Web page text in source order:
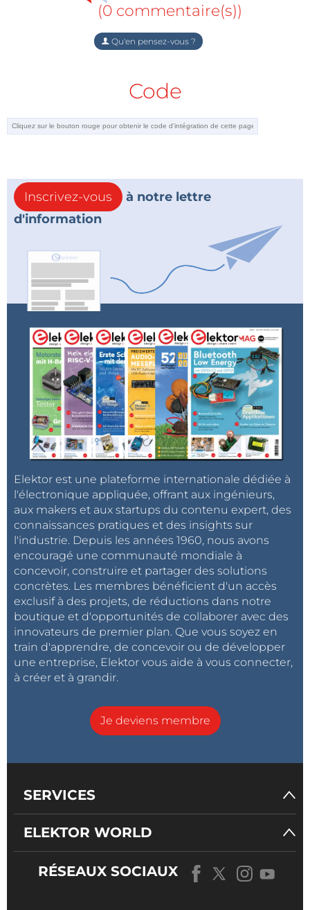
(0 commentaire(s))
Qu'en pensez-vous ?
Code
Inscrivez-vous
à notre lettre
d'information
Elektor est une plateforme internationale dédiée à
l'électronique appliquée, offrant aux ingénieurs,
aux makers et aux startups du contenu expert, des
connaissances pratiques et des insights sur
l'industrie. Depuis les années 1960, nous avons
encouragé une communauté mondiale à
concevoir, construire et partager des solutions
concrètes. Les membres bénéficient d'un accès
exclusif à des projets, de réductions dans notre
boutique et d'opportunités de collaborer avec des
innovateurs de premier plan. Que vous soyez en
train d'apprendre, de concevoir ou de développer
une entreprise, Elektor vous aide à vous connecter,
à créer et à grandir.
Je deviens membre
SERVICES
ELEKTOR WORLD
RÉSEAUX SOCIAUX